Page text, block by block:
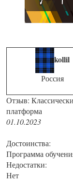
kollil
Россия
Отзыв:
платформа
01.10.2023
Достоинства:
Программа
Недостатки:
Нет